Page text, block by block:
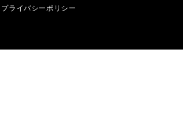
プライバシーポリシー